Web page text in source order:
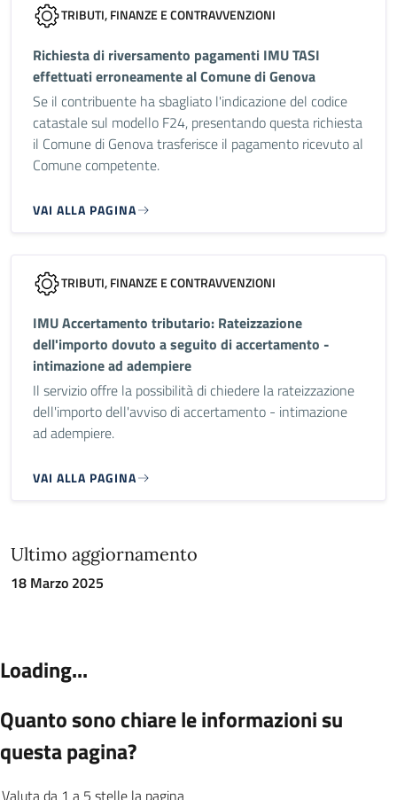
TRIBUTI, FINANZE E CONTRAVVENZIONI
Richiesta di riversamento pagamenti IMU TASI
effettuati erroneamente al Comune di Genova
Se il contribuente ha sbagliato l'indicazione del codice
catastale sul modello F24, presentando questa richiesta
il Comune di Genova trasferisce il pagamento ricevuto al
Comune competente.
VAI ALLA PAGINA
TRIBUTI, FINANZE E CONTRAVVENZIONI
IMU Accertamento tributario: Rateizzazione
dell'importo dovuto a seguito di accertamento -
intimazione ad adempiere
Il servizio offre la possibilità di chiedere la rateizzazione
dell'importo dell'avviso di accertamento - intimazione
ad adempiere.
VAI ALLA PAGINA
Ultimo aggiornamento
18 Marzo 2025